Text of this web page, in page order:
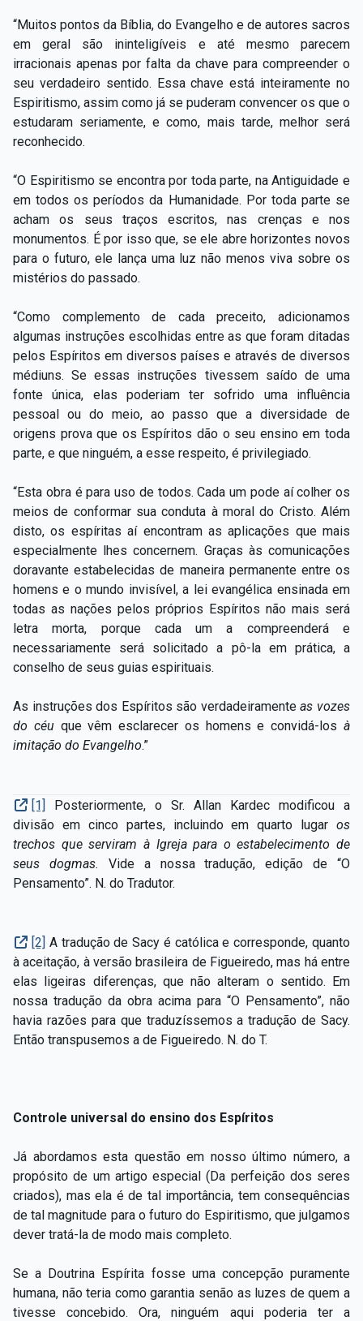
“Muitos pontos da Bíblia, do Evangelho e de autores sacros
em geral são ininteligíveis e até mesmo parecem
irracionais apenas por falta da chave para compreender o
seu verdadeiro sentido. Essa chave está inteiramente no
Espiritismo, assim como já se puderam convencer os que o
estudaram seriamente, e como, mais tarde, melhor será
reconhecido.
“O Espiritismo se encontra por toda parte, na Antiguidade e
em todos os períodos da Humanidade. Por toda parte se
acham os seus traços escritos, nas crenças e nos
monumentos. É por isso que, se ele abre horizontes novos
para o futuro, ele lança uma luz não menos viva sobre os
mistérios do passado.
“Como complemento de cada preceito, adicionamos
algumas instruções escolhidas entre as que foram ditadas
pelos Espíritos em diversos países e através de diversos
médiuns. Se essas instruções tivessem saído de uma
fonte única, elas poderiam ter sofrido uma influência
pessoal ou do meio, ao passo que a diversidade de
origens prova que os Espíritos dão o seu ensino em toda
parte, e que ninguém, a esse respeito, é privilegiado.
“Esta obra é para uso de todos. Cada um pode aí colher os
meios de conformar sua conduta à moral do Cristo. Além
disto, os espíritas aí encontram as aplicações que mais
especialmente lhes concernem. Graças às comunicações
doravante estabelecidas de maneira permanente entre os
homens e o mundo invisível, a lei evangélica ensinada em
todas as nações pelos próprios Espíritos não mais será
letra morta, porque cada um a compreenderá e
necessariamente será solicitado a pô-la em prática, a
conselho de seus guias espirituais.
As instruções dos Espíritos são verdadeiramenteas vozes
do céu que vêm esclarecer os homens e convidá-losà
imitação do Evangelho.”
[1]
Posteriormente, o Sr. Allan Kardec modificou a
divisão em cinco partes, incluindo em quarto lugar os
trechos que serviram à Igreja para o estabelecimento de
seus
dogmas. Vide a nossa tradução, edição de “O
Pensamento”. N. do Tradutor.
[2] A tradução de Sacy é católica e corresponde, quanto
à aceitação, à versão brasileira de Figueiredo, mas há entre
elas ligeiras diferenças, que não alteram o sentido. Em
nossa tradução da obra acima para “O Pensamento”, não
havia razões para que traduzíssemos a tradução de Sacy.
Então transpusemos a de Figueiredo. N. do T.
Controle universal do ensino dos Espíritos
Já abordamos esta questão em nosso último número, a
propósito de um artigo especial (Da perfeição dos seres
criados), mas ela é de tal importância, tem consequências
de tal magnitude para o futuro do Espiritismo, que julgamos
dever tratá-la de modo mais completo.
Se a Doutrina Espírita fosse uma concepção puramente
humana, não teria como garantia senão as luzes de quem a
tivesse concebido. Ora, ninguém aqui poderia ter a